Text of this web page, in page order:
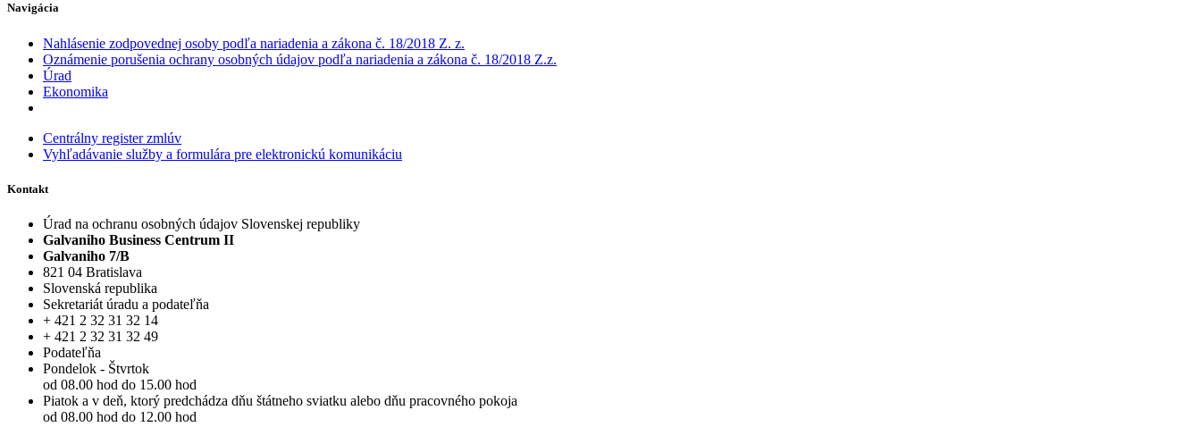
Navigácia
Nahlásenie zodpovednej osoby podľa nariadenia a zákona č. 18/2018 Z. z.
Oznámenie porušenia ochrany osobných údajov podľa nariadenia a zákona č. 18/2018 Z.z.
Úrad
Ekonomika
Centrálny register zmlúv
Vyhľadávanie služby a formulára pre elektronickú komunikáciu
Kontakt
Úrad na ochranu osobných údajov Slovenskej republiky
Galvaniho Business Centrum II
Galvaniho 7/B
821 04 Bratislava
Slovenská republika
Sekretariát úradu a podateľňa
+ 421 2 32 31 32 14
+ 421 2 32 31 32 49
Podateľňa
Pondelok - Štvrtok
od 08.00 hod do 15.00 hod
Piatok a v deň, ktorý predchádza dňu štátneho sviatku alebo dňu pracovného pokoja
od 08.00 hod do 12.00 hod